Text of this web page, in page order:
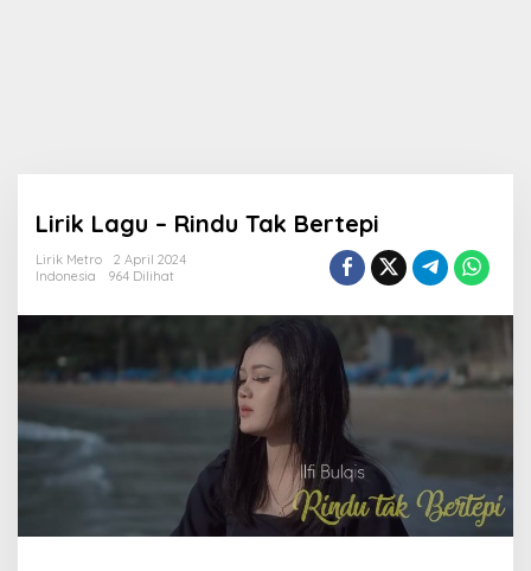
Lirik Lagu – Rindu Tak Bertepi
Lirik Metro
2 April 2024
Indonesia
964 Dilihat